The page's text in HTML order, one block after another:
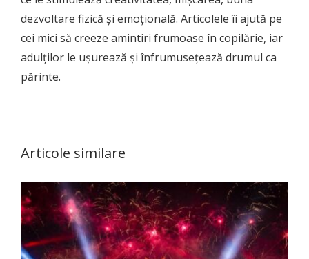
dezvoltare fizică și emoțională. Articolele îi ajută pe
cei mici să creeze amintiri frumoase în copilărie, iar
adulților le ușurează și înfrumusețează drumul ca
părinte.
Articole similare